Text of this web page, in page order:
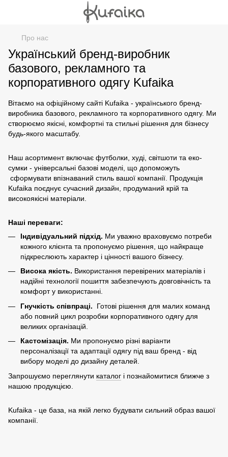
Про нас
Український бренд-виробник
базового, рекламного та
корпоративного одягу Kufaika
Вітаємо на офіційному сайті Kufaika - українського бренд-
виробника базового, рекламного та корпоративного одягу. Ми
створюємо якісні, комфортні та стильні рішення для бізнесу
будь-якого масштабу.
Наш асортимент включає футболки, худі, світшоти та еко-
сумки - універсальні базові моделі, що допоможуть
сформувати впізнаваний стиль вашої компанії. Продукція
Kufaika поєднує сучасний дизайн, продуманий крій та
високоякісні матеріали.
Наші переваги:
Індивідуальний підхід. Ми уважно враховуємо потреби
кожного клієнта та пропонуємо рішення, що найкраще
підкреслюють характер і цінності вашого бізнесу.
Висока якість. Використання перевірених матеріалів і
надійні технології пошиття забезпечують довговічність та
комфорт у використанні.
Гнучкість співпраці. Готові рішення для малих команд
або повний цикл розробки корпоративного одягу для
великих організацій.
Кастомізація. Ми пропонуємо різні варіанти
персоналізації та адаптації одягу під ваш бренд - від
вибору моделі до дизайну деталей.
Запрошуємо переглянути каталог і познайомитися ближче з
нашою продукцією.
Kufaika - це база, на якій легко будувати сильний образ вашої
компанії.